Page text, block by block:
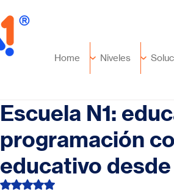
Home Niveles
Escuela N1:
programación
educativo
Obtuvo NaN de 5 estrellas.